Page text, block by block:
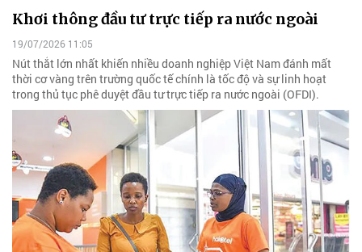
Khơi thông đầu tư trực tiếp ra nước ngoài
19/07/2026 11:05
Nút thắt lớn nhất khiến nhiều doanh nghiệp Việt Nam đánh mất
thời cơ vàng trên trường quốc tế chính là tốc độ và sự linh hoạt
trong thủ tục phê duyệt đầu tư trực tiếp ra nước ngoài (OFDI).